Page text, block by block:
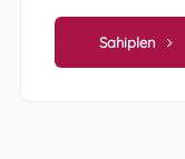
Sahiplen